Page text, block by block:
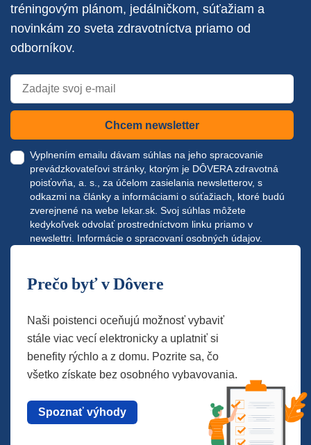
tréningovým plánom, jedálničkom, súťažiam a
novinkám zo sveta zdravotníctva priamo od
odborníkov.
Chcem newsletter
Vyplnením emailu dávam súhlas na jeho spracovanie
prevádzkovateľovi stránky, ktorým je DÔVERA zdravotná
poisťovňa, a. s., za účelom zasielania newsletterov, s
odkazmi na články a informáciami o súťažiach, ktoré budú
zverejnené na webe lekar.sk. Svoj súhlas môžete
kedykoľvek odvolať prostredníctvom linku priamo v
newslettri. Informácie o spracovaní osobných údajov.
Prečo byť v Dôvere
Naši poistenci oceňujú možnosť vybaviť
stále viac vecí elektronicky a uplatniť si
benefity rýchlo a z domu. Pozrite sa, čo
všetko získate bez osobného vybavovania.
Spoznať výhody